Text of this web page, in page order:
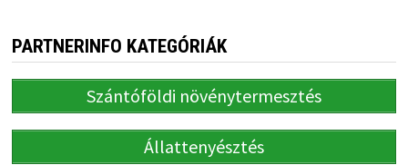
PARTNERINFO KATEGÓRIÁK
Szántóföldi növénytermesztés
Állattenyésztés